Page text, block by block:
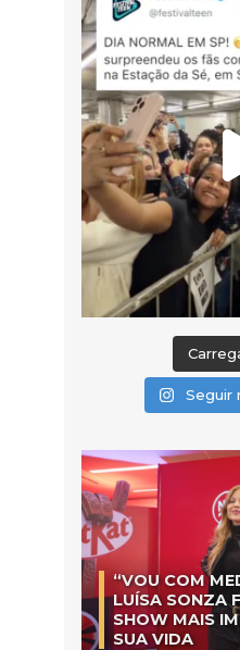
Seguir
“VOU COM
LUÍSA SONZA
SHOW MAIS
SUA VIDA